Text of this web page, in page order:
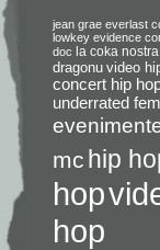
jean grae everlast
lowkey evidence
doc la coka nostra
dragonu video
concert hip
underrated
mc hip
hop
hop